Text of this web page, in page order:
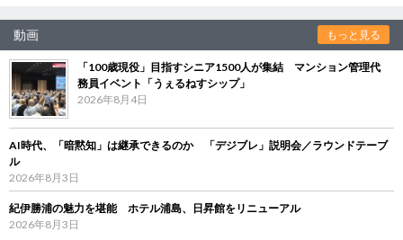
動画 もっと見る
「100歳現役」目指すシニア1500人が集結 マンション管理代
務員イベント「うぇるねすシップ」
2026年8月4日
AI時代、「暗黙知」は継承できるのか 「デジブレ」説明会／ラウンドテーブ
ル
2026年8月3日
紀伊勝浦の魅力を堪能 ホテル浦島、日昇館をリニューアル
2026年8月3日